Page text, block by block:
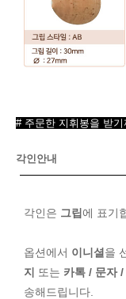
# 주문한 지휘봉을 받
각인안내
각인은 그립 에 표기
옵션에서 이니셜 을
지
또는 카톡 / 문자 /
송해드립니다.